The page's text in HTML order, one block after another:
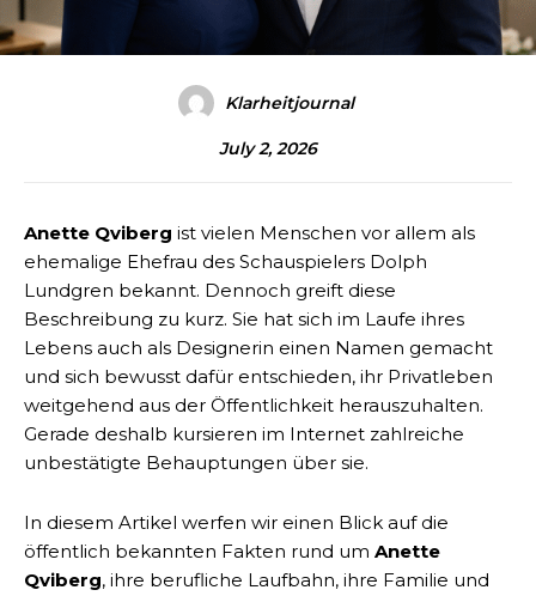
Klarheitjournal
July 2, 2026
Anette Qviberg ist vielen Menschen vor allem als
ehemalige Ehefrau des Schauspielers Dolph
Lundgren bekannt. Dennoch greift diese
Beschreibung zu kurz. Sie hat sich im Laufe ihres
Lebens auch als Designerin einen Namen gemacht
und sich bewusst dafür entschieden, ihr Privatleben
weitgehend aus der Öffentlichkeit herauszuhalten.
Gerade deshalb kursieren im Internet zahlreiche
unbestätigte Behauptungen über sie.
In diesem Artikel werfen wir einen Blick auf die
öffentlich bekannten Fakten rund um Anette
Qviberg, ihre berufliche Laufbahn, ihre Familie und